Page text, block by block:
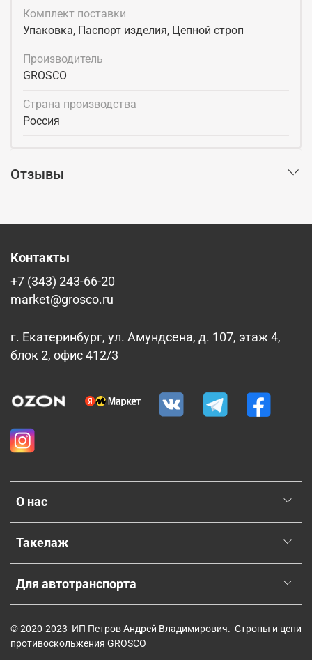
Комплект поставки
Упаковка, Паспорт изделия, Цепной строп
Производитель
GROSCO
Страна производства
Россия
Отзывы
О нас
Такелаж
Для автотранспорта
Контакты
+7 (343) 243-66-20
market@grosco.ru
г. Екатеринбург, ул. Амундсена, д. 107, этаж 4,
блок 2, офис 412/3
© 2020-2023 ИП Петров Андрей Владимирович. Стропы и цепи
противоскольжения GROSCO